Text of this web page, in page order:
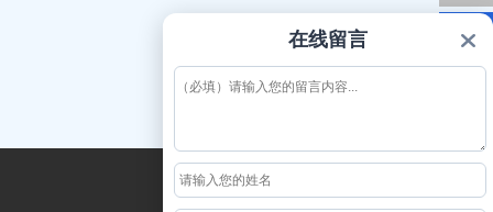
相关链接
国子官
方公众
号
在线留言